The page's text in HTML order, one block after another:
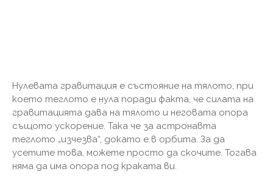
Нулевата гравитация е състояние на тялото, при
което теглото е нула поради факта, че силата на
гравитацията дава на тялото и неговата опора
същото ускорение. Така че за астронавта
теглото „изчезва“, докато е в орбита. За да
усетите това, можете просто да скочите. Тогава
няма да има опора под краката ви.